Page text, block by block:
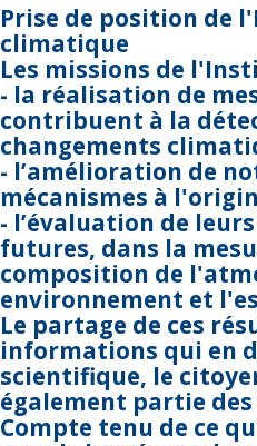
Prise de position de
climatique
Les missions de
- la réalisation de
contribuent à la
changements
- l’amélioration de
mécanismes à
- l’évaluation de
futures, dans la
composition de
environnement et
Le partage de ces
informations qui en
scientifique, le
également partie
Compte tenu de ce